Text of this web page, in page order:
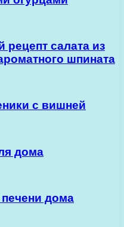
салата из
шпината
с вишней
дома
дома